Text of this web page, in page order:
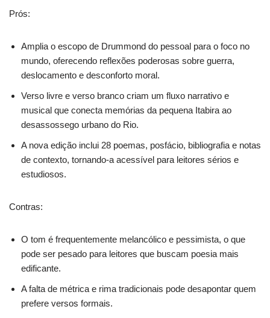
Prós:
Amplia o escopo de Drummond do pessoal para o foco no
mundo, oferecendo reflexões poderosas sobre guerra,
deslocamento e desconforto moral.
Verso livre e verso branco criam um fluxo narrativo e
musical que conecta memórias da pequena Itabira ao
desassossego urbano do Rio.
A nova edição inclui 28 poemas, posfácio, bibliografia e notas
de contexto, tornando-a acessível para leitores sérios e
estudiosos.
Contras:
O tom é frequentemente melancólico e pessimista, o que
pode ser pesado para leitores que buscam poesia mais
edificante.
A falta de métrica e rima tradicionais pode desapontar quem
prefere versos formais.